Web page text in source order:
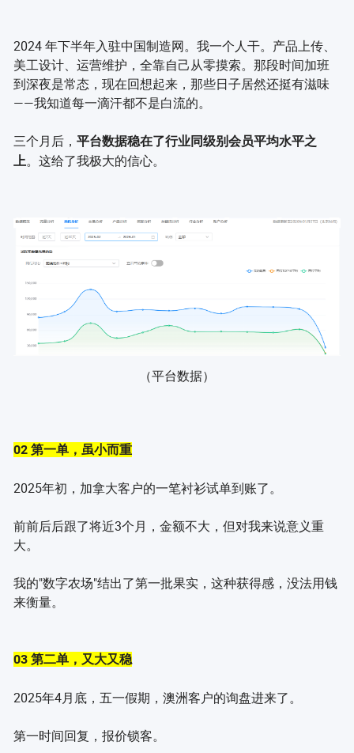
2024 年下半年入驻中国制造网。我一个人干。产品上传、
美工设计、运营维护，全靠自己从零摸索。那段时间加班
到深夜是常态，现在回想起来，那些日子居然还挺有滋味
——我知道每一滴汗都不是白流的。
三个月后， 平台数据稳在了行业同级别会员平均水平之
上。这给了我极大的信心。
（平台数据）
02 第一单，虽小而重
2025年初，加拿大客户的一笔衬衫试单到账了。
前前后后跟了将近3个月，金额不大，但对我来说意义重
大。
我的"数字农场"结出了第一批果实，这种获得感，没法用钱
来衡量。
03 第二单，又大又稳
2025年4月底，五一假期，澳洲客户的询盘进来了。
第一时间回复，报价锁客。